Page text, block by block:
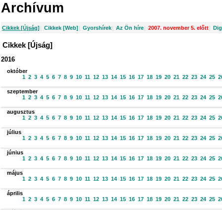
Archívum
Cikkek [Újság] | Cikkek [Web] | Gyorshírek| Az Ön híre| 2007. november 5. előtt|
Cikkek [Újság]
2016
október
1 2 3 4 5 6 7 8 9 10 11 12 13 14 15 16 17 18 19 20 21 22 23 24 25
szeptember
1 2 3 4 5 6 7 8 9 10 11 12 13 14 15 16 17 18 19 20 21 22 23 24 25
augusztus
1 2 3 4 5 6 7 8 9 10 11 12 13 14 15 16 17 18 19 20 21 22 23 24 25
július
1 2 3 4 5 6 7 8 9 10 11 12 13 14 15 16 17 18 19 20 21 22 23 24 25
június
1 2 3 4 5 6 7 8 9 10 11 12 13 14 15 16 17 18 19 20 21 22 23 24 25
május
1 2 3 4 5 6 7 8 9 10 11 12 13 14 15 16 17 18 19 20 21 22 23 24 25
április
1 2 3 4 5 6 7 8 9 10 11 12 13 14 15 16 17 18 19 20 21 22 23 24 25